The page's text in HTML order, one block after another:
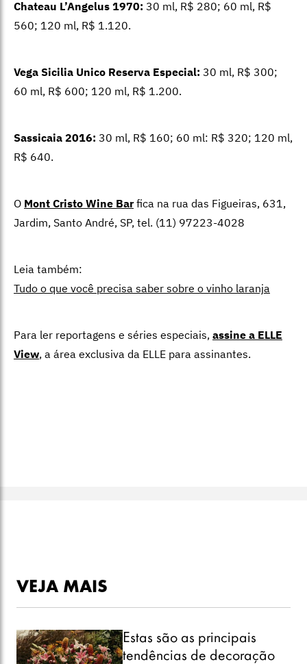
Chateau L’Angelus 1970: 30 ml, R$ 280; 60 ml, R$
560; 120 ml, R$ 1.120.
Vega Sicilia Unico Reserva Especial: 30 ml, R$ 300;
60 ml, R$ 600; 120 ml, R$ 1.200.
Sassicaia 2016: 30 ml, R$ 160; 60 ml: R$ 320; 120 ml,
R$ 640.
O Mont Cristo Wine Barfica na rua das Figueiras, 631,
Jardim, Santo André, SP, tel. (11) 97223-4028
Leia também:
Tudo o que você precisa saber sobre o vinho laranja
Para ler reportagens e séries especiais, assine a ELLE
View, a área exclusiva da ELLE para assinantes.
VEJA MAIS
Estas são as principais
tendências de decoração